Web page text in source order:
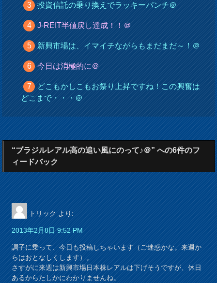
投資信託の乗り換えでラッキーパンチ＠
J-REIT半値戻し達成！！＠
新興市場は、イマイチながらもまだまだ～！＠
今日は消極的に＠
どこもかしこもお祭り上昇ですね！この興奮は
どこまで・・・＠
“ブラジルレアル高の追い風にのって♪＠” への6件のフ
ィードバック
トリック より:
2013年2月8日 9:52 PM
調子に乗って、今日も投稿しちゃいます（ご迷惑かな。来週か
らはおとなしくします）。
さすがに来週は新興市場日本株レアルは下げそうですが、休日
あるからたしかにわかりませんね。